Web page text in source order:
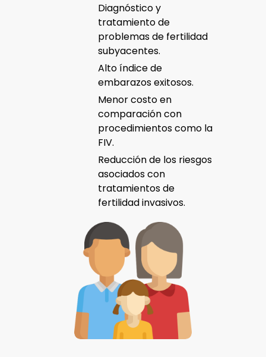
Diagnóstico y
tratamiento de
problemas de fertilidad
subyacentes.
Alto índice de
embarazos exitosos.
Menor costo en
comparación con
procedimientos como la
FIV.
Reducción de los riesgos
asociados con
tratamientos de
fertilidad invasivos.